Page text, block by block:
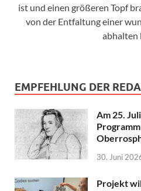
ist und einen größeren Topf
von der Entfaltung einer
abhalten
EMPFEHLUNG DER
Am 25.
30. Juni
Projekt